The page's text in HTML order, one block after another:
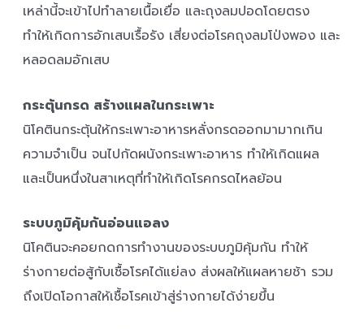
เหล่านี้จะเข้าไปทำลายเนื้อเยื่อ และถุงลมปอดโดยตรง
ทำให้เกิดการอักเสบเรื้อรัง เสี่ยงต่อโรคถุงลมโป่งพอง และ
หลอดลมอักเสบ
กระตุ้นกรด สร้างแผลในกระเพาะ
นิโคตินกระตุ้นให้กระเพาะอาหารหลั่งกรดออกมามากเกิน
ความจำเป็น จนไปกัดผนังกระเพาะอาหาร ทำให้เกิดแผล
และเป็นหนึ่งในสาเหตุที่ทำให้เกิดโรคกรดไหลย้อน
ระบบภูมิคุ้มกันอ่อนแอลง
นิโคตินจะคอยกดการทำงานของระบบภูมิคุ้มกัน ทำให้
ร่างกายต่อสู้กับเชื้อโรคได้แย่ลง ส่งผลให้แผลหายช้า รวม
ถึงเปิดโอกาสให้เชื้อโรคเข้าสู่ร่างกายได้ง่ายขึ้น